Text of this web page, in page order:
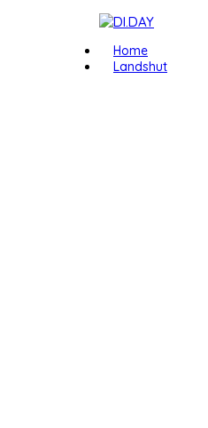
Home
Landshut